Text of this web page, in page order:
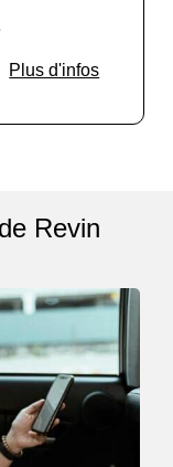
Plus d'infos
Revin